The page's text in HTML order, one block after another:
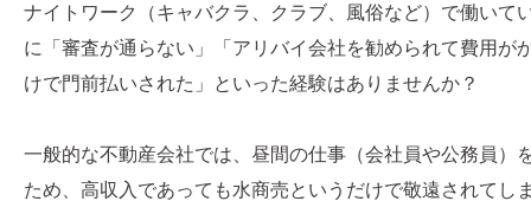
ナイトワーク（キャバクラ、クラブ、風俗など）で働いて
に「審査が通らない」「アリバイ会社を勧められて費用が
けで門前払いされた」といった経験はありませんか？
一般的な不動産会社では、昼間の仕事（会社員や公務員）
ため、高収入であっても水商売というだけで敬遠されてし